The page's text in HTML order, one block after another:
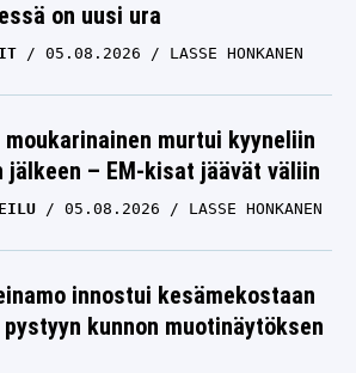
hyökkääjä ilmiliekeissä –
mitä Antti Pennanen
02.03.2025
LASSE HONKANEN
on uusi ura
05.08.2026 LASSE HONKANEN
moukarinainen murtui kyyneliin
jälkeen – EM-kisat jäävät väliin
05.08.2026 LASSE HONKANEN
innostui kesämekostaan
kunnon muotinäytöksen